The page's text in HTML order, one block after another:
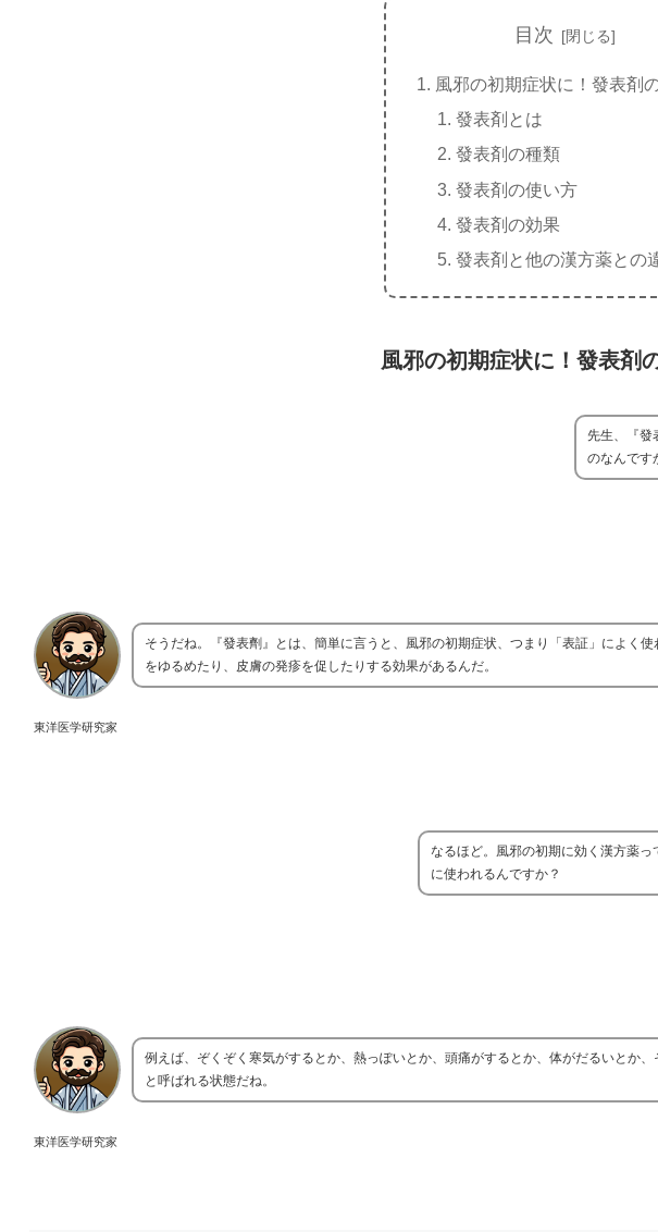
目次
風邪の初期症状に！發表剤
發表剤とは
發表剤の種類
發表剤の使い方
發表剤の効果
發表剤と他の漢方薬との
風邪の初期症状に！發表剤
先生、『發
のなんです
東洋医学研究家
そうだね。『發表劑』とは、簡単に言うと、風邪の初期症状、つまり「表証」によく
をゆるめたり、皮膚の発疹を促したりする効果があるんだ。
なるほど。風邪の初期に効く漢方薬
に使われるんですか？
東洋医学研究家
例えば、ぞくぞく寒気がするとか、熱っぽいとか、頭痛がするとか、体がだるいとか
と呼ばれる状態だね。